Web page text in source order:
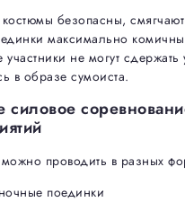
безопасны,
максимально
не могут сдержать
в образе сумоиста.
силовое
проводить в разных
поединки